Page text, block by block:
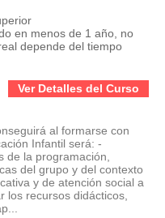
en menos de 1 año, no
depende del tiempo
Ver Detalles del Curso
al formarse con
Infantil será: -
de la programación,
del grupo y del contexto
y de atención social a
los recursos didácticos,